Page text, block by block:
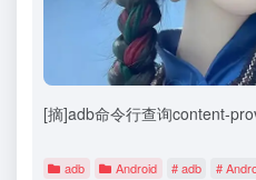
[摘]adb命令行查询content-
adb Android # adb #